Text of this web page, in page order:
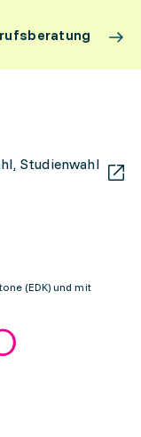
Studienwahl
(EDK) und mit